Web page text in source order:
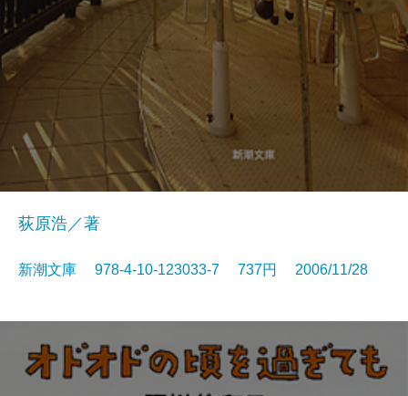
荻原浩／著
新潮文庫 978-4-10-123033-7 737円 2006/11/28